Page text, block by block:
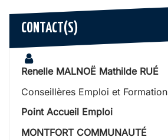
CONTACT(S)
Renelle MALNOË Mathilde RUÉ
Conseillères Emploi et Formation
Point Accueil Emploi
MONTFORT COMMUNAUTÉ